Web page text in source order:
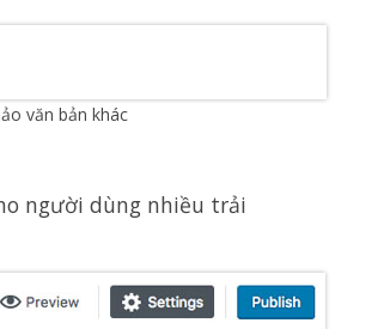
văn bản khác
người dùng nhiều trải